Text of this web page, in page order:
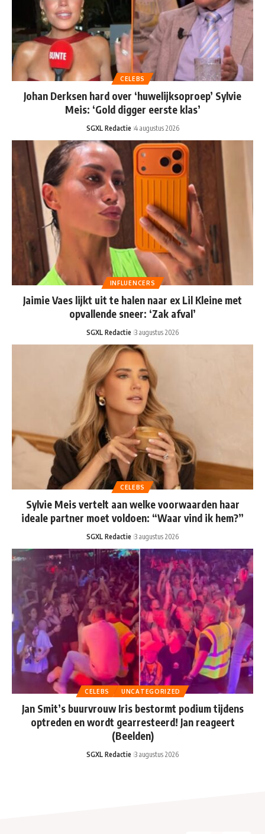
CELEBS
Johan Derksen hard over ‘huwelijksoproep’ Sylvie
Meis: ‘Gold digger eerste klas’
SGXL Redactie 4 augustus 2026
INFLUENCERS
Jaimie Vaes lijkt uit te halen naar ex Lil Kleine met
opvallende sneer: ‘Zak afval’
SGXL Redactie 3 augustus 2026
CELEBS
Sylvie Meis vertelt aan welke voorwaarden haar
ideale partner moet voldoen: “Waar vind ik hem?”
SGXL Redactie 3 augustus 2026
CELEBS UNCATEGORIZED
Jan Smit’s buurvrouw Iris bestormt podium tijdens
optreden en wordt gearresteerd! Jan reageert
(Beelden)
SGXL Redactie 3 augustus 2026